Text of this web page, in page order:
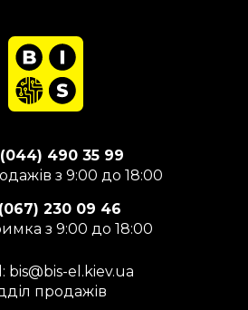
490 35 99
з 9:00 до 18:00
230 09 46
з 9:00 до 18:00
bis@bis-el.kiev.ua
продажів